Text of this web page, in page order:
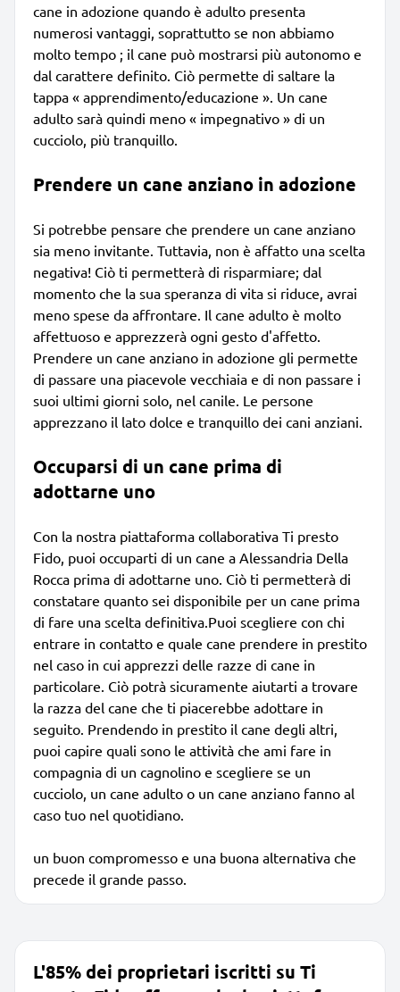
cane in adozione quando è adulto presenta
numerosi vantaggi, soprattutto se non abbiamo
molto tempo ; il cane può mostrarsi più autonomo e
dal carattere definito. Ciò permette di saltare la
tappa « apprendimento/educazione ». Un cane
adulto sarà quindi meno « impegnativo » di un
cucciolo, più tranquillo.
Prendere un cane anziano in adozione
Si potrebbe pensare che prendere un cane anziano
sia meno invitante. Tuttavia, non è affatto una scelta
negativa! Ciò ti permetterà di risparmiare; dal
momento che la sua speranza di vita si riduce, avrai
meno spese da affrontare. Il cane adulto è molto
affettuoso e apprezzerà ogni gesto d'affetto.
Prendere un cane anziano in adozione gli permette
di passare una piacevole vecchiaia e di non passare i
suoi ultimi giorni solo, nel canile. Le persone
apprezzano il lato dolce e tranquillo dei cani anziani.
Occuparsi di un cane prima di
adottarne uno
Con la nostra piattaforma collaborativa Ti presto
Fido, puoi occuparti di un cane a Alessandria Della
Rocca prima di adottarne uno. Ciò ti permetterà di
constatare quanto sei disponibile per un cane prima
di fare una scelta definitiva.Puoi scegliere con chi
entrare in contatto e quale cane prendere in prestito
nel caso in cui apprezzi delle razze di cane in
particolare. Ciò potrà sicuramente aiutarti a trovare
la razza del cane che ti piacerebbe adottare in
seguito. Prendendo in prestito il cane degli altri,
puoi capire quali sono le attività che ami fare in
compagnia di un cagnolino e scegliere se un
cucciolo, un cane adulto o un cane anziano fanno al
caso tuo nel quotidiano.
un buon compromesso e una buona alternativa che
precede il grande passo.
L'85% dei proprietari iscritti su Ti